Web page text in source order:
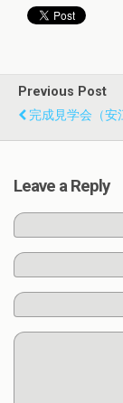
Previous Post
完成見学会（安
Leave a Reply